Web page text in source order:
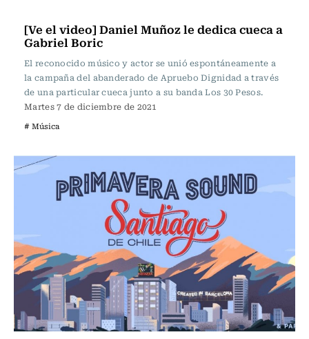
[Ve el video] Daniel Muñoz le dedica cueca a
Gabriel Boric
El reconocido músico y actor se unió espontáneamente a
la campaña del abanderado de Apruebo Dignidad a través
de una particular cueca junto a su banda Los 30 Pesos.
Martes 7 de diciembre de 2021
# Música